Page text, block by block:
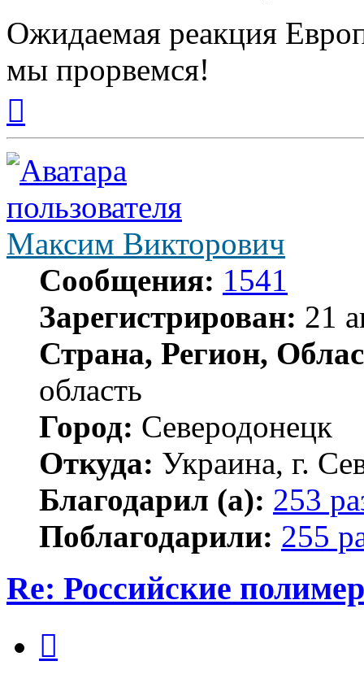
Ожидаемая реакция
мы прорвемся!
началу
Максим Викторович
Сообщения: 1541
Зарегистрирован: 21
Страна, Регион,
область
Город: Северодонецк
Откуда: Украина, г.
Благодарил (а): 253
Поблагодарили: 255
Re: Российские